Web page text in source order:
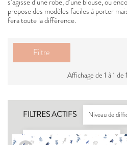
propose des modèles faciles à porter
fera toute la différence.
Filtre
Affichage de 1 à 1
FILTRES ACTIFS Niveau de
Type de vêtement : Pantalons 